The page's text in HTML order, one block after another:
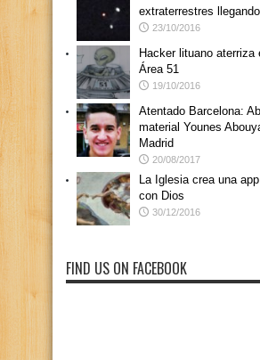
extraterrestres
23/10/2016
Hacker lituano aterriza
Área 51
19/10/2016
Atentado Barcelona:
material Younes
Madrid
20/08/2017
La Iglesia crea una
con Dios
30/12/2016
FIND US ON FACEBOOK